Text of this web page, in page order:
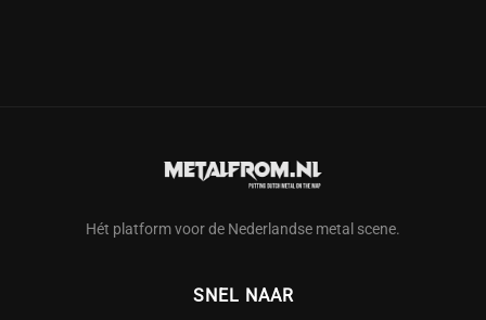
Hét platform voor de Nederlandse metal scene.
SNEL NAAR